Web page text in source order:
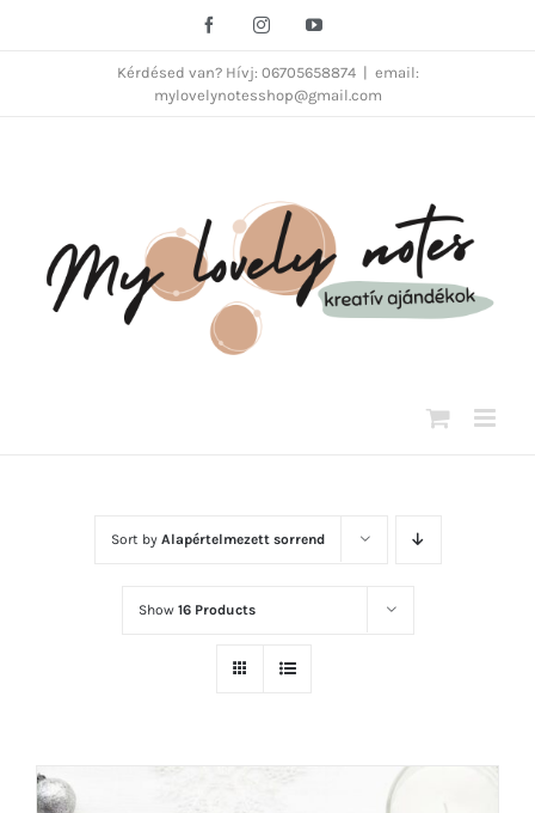
FacebookInstagramYouTube
Kérdésed van? Hívj: 06705658874
email:
mylovelynotesshop@gmail.com
Sort by Alapértelmezett sorrend
Show 16 Products